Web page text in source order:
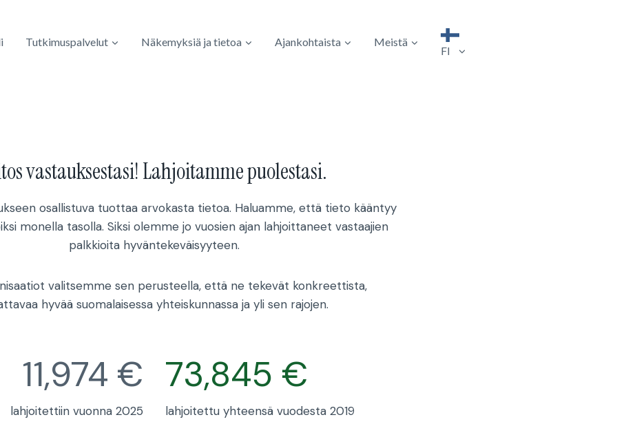
Tutkimuspalvelut Näkemyksiä ja tietoa Ajankohtaista Meistä
FI
vastauksestasi! Lahjoitamme puolestasi.
osallistuva tuottaa arvokasta tietoa. Haluamme, että tieto kääntyy
monella tasolla. Siksi olemme jo vuosien ajan lahjoittaneet vastaajien
palkkioita hyväntekeväisyyteen.
valitsemme sen perusteella, että ne tekevät konkreettista,
hyvää suomalaisessa yhteiskunnassa ja yli sen rajojen.
11,974 €
lahjoitettiin vuonna 2025
4
73,845 €
lahjoitettu yhteensä vuodesta 2019